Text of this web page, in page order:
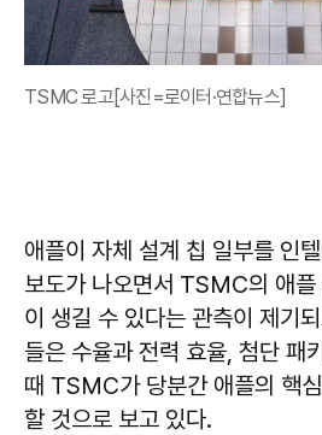
TSMC 로고[사진=로이터·연합뉴스]
애플이 자체 설계 칩 일부를 인
보도가 나오면서 TSMC의 애플
이 생길 수 있다는 관측이 제기
들은 수율과 전력 효율, 첨단 패
때 TSMC가 당분간 애플의 핵
할 것으로 보고 있다.